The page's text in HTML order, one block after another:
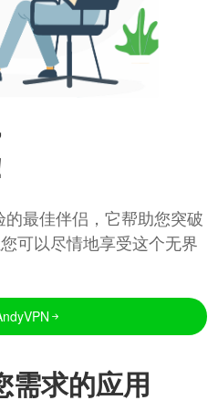
最佳伴侣，它帮助您突破
可以尽情地享受这个无界
需求的应用